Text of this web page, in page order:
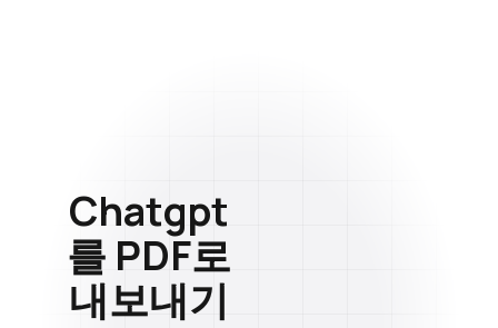
Chatgpt
를 PDF로
내보내기